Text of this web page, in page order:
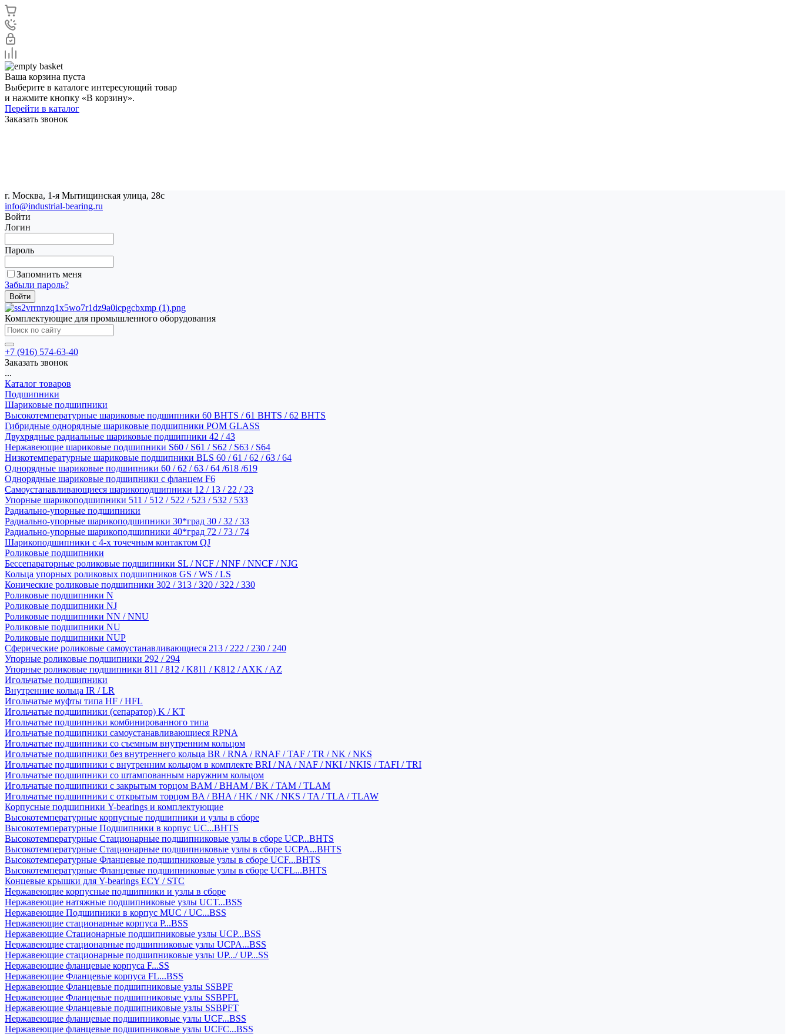
Ваша корзина пуста
Выберите в каталоге интересующий товар
и нажмите кнопку «В корзину».
Перейти в каталог
Заказать звонок
г. Москва, 1-я Мытищинская улица, 28с
info@industrial-bearing.ru
Войти
Логин
Пароль
Запомнить меня
Забыли пароль?
Комплектующие для промышленного оборудования
+7 (916) 574-63-40
Заказать звонок
...
Каталог товаров
Подшипники
Шариковые подшипники
Высокотемпературные шариковые подшипники 60 BHTS / 61 BHTS / 62 BHTS
Гибридные однорядные шариковые подшипники POM GLASS
Двухрядные радиальные шариковые подшипники 42 / 43
Нержавеющие шариковые подшипники S60 / S61 / S62 / S63 / S64
Низкотемпературные шариковые подшипники BLS 60 / 61 / 62 / 63 / 64
Однорядные шариковые подшипники 60 / 62 / 63 / 64 /618 /619
Однорядные шариковые подшипники с фланцем F6
Самоустанавливающиеся шарикоподшипники 12 / 13 / 22 / 23
Упорные шарикоподшипники 511 / 512 / 522 / 523 / 532 / 533
Радиально-упорные подшипники
Радиально-упорные шарикоподшипники 30*град 30 / 32 / 33
Радиально-упорные шарикоподшипники 40*град 72 / 73 / 74
Шарикоподшипники с 4-х точечным контактом QJ
Роликовые подшипники
Бессепараторные роликовые подшипники SL / NCF / NNF / NNCF / NJG
Кольца упорных роликовых подшипников GS / WS / LS
Конические роликовые подшипники 302 / 313 / 320 / 322 / 330
Роликовые подшипники N
Роликовые подшипники NJ
Роликовые подшипники NN / NNU
Роликовые подшипники NU
Роликовые подшипники NUP
Сферические роликовые самоустанавливающиеся 213 / 222 / 230 / 240
Упорные роликовые подшипники 292 / 294
Упорные роликовые подшипники 811 / 812 / K811 / K812 / AXK / AZ
Игольчатые подшипники
Внутренние кольца IR / LR
Игольчатые муфты типа HF / HFL
Игольчатые подшипники (сепаратор) K / KT
Игольчатые подшипники комбинированного типа
Игольчатые подшипники самоустанавливающиеся RPNA
Игольчатые подшипники со съемным внутренним кольцом
Игольчатые подшипники без внутреннего кольца BR / RNA / RNAF / TAF / TR / NK / NKS
Игольчатые подшипники с внутренним кольцом в комплекте BRI / NA / NAF / NKI / NKIS / TAFI / TRI
Игольчатые подшипники со штампованным наружним кольцом
Игольчатые подшипники с закрытым торцом BAM / BHAM / BK / TAM / TLAM
Игольчатые подшипники с открытым торцом BA / BHA / HK / NK / NKS / TA / TLA / TLAW
Корпусные подшипники Y-bearings и комплектующие
Высокотемпературные корпусные подшипники и узлы в сборе
Высокотемпературные Подшипники в корпус UC...BHTS
Высокотемпературные Стационарные подшипниковые узлы в сборе UCP...BHTS
Высокотемпературные Стационарные подшипниковые узлы в сборе UCPA...BHTS
Высокотемпературные Фланцевые подшипниковые узлы в сборе UCF...BHTS
Высокотемпературные Фланцевые подшипниковые узлы в сборе UCFL...BHTS
Концевые крышки для Y-bearings ECY / STC
Нержавеющие корпусные подшипники и узлы в сборе
Нержавеющие натяжные подшипниковые узлы UCT...BSS
Нержавеющие Подшипники в корпус MUC / UC...BSS
Нержавеющие стационарные корпуса P...BSS
Нержавеющие Стационарные подшипниковые узлы UCP...BSS
Нержавеющие стационарные подшипниковые узлы UCPA...BSS
Нержавеющие стационарные подшипниковые узлы UP.../ UP...SS
Нержавеющие фланцевые корпуса F...SS
Нержавеющие Фланцевые корпуса FL...BSS
Нержавеющие Фланцевые подшипниковые узлы SSBPF
Нержавеющие Фланцевые подшипниковые узлы SSBPFL
Нержавеющие Фланцевые подшипниковые узлы SSBPFT
Нержавеющие фланцевые подшипниковые узлы UCF...BSS
Нержавеющие фланцевые подшипниковые узлы UCFC...BSS